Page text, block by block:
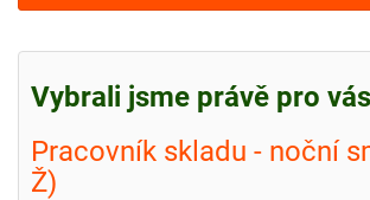
Vybrali jsme právě pro vás
Pracovník skladu - noční
Ž)